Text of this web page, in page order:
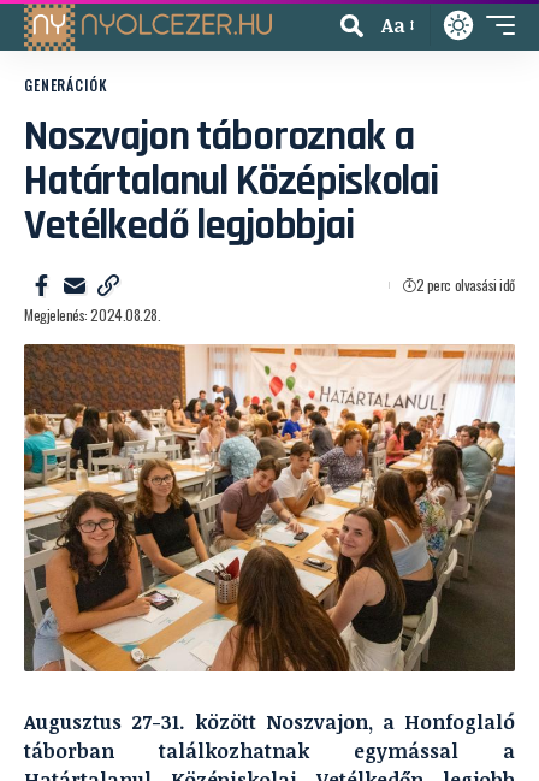
Aa
GENERÁCIÓK
Noszvajon táboroznak a
Határtalanul Középiskolai
Vetélkedő legjobbjai
Megjelenés: 2024.08.28.
2 perc olvasási idő
Augusztus 27-31. között Noszvajon, a Honfoglaló
táborban találkozhatnak egymással a